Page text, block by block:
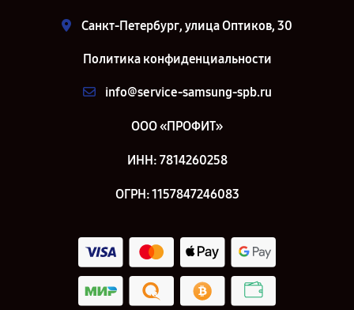
Санкт-Петербург, улица Оптиков, 30
Политика конфиденциальности
info@service-samsung-spb.ru
ООО «ПРОФИТ»
ИНН: 7814260258
ОГРН: 1157847246083